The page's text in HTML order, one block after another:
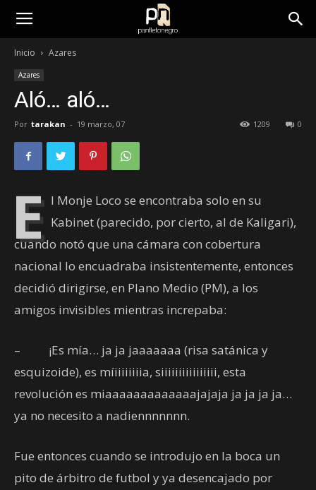
panfletonegro
Inicio Azares
Azares
Aló… aló…
Por tarakan - 19 marzo, 07 0
1209
E l Monje Loco se encontraba solo en su
Kabinet (parecido, por cierto, al de Kaligari),
cuando notó que una cámara con cobertura
nacional lo encuadraba insistentemente, entonces
decidió dirigirse, en Plano Medio (PM), a los
amigos invisibles mientras increpaba:
– ¡Es mía… ja ja jaaaaaaa (risa satánica y
esquizoide), es míiiiiiiiia, siiiiiiiiiiiiiiii, esta
revolución es miaaaaaaaaaaaaajajaja ja ja ja ja…
ya no necesito a nadiennnnnnn.
Fue entonces cuando se introdujo en la boca un
pito de árbitro de futbol y ya desencajado por